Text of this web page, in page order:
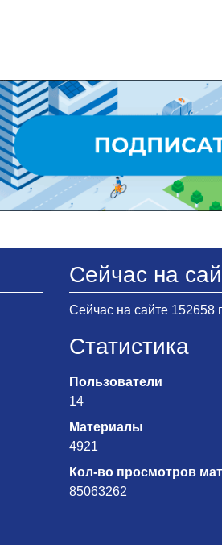
Сейчас на
Сейчас на сайте 152658
Статистика
Пользователи
14
Материалы
4921
Кол-во просмотров
85063262